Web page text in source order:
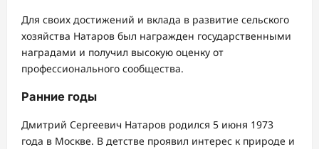
Для своих достижений и вклада в развитие сельского
хозяйства Натаров был награжден государственными
наградами и получил высокую оценку от
профессионального сообщества.
Ранние годы
Дмитрий Сергеевич Натаров родился 5 июня 1973
года в Москве. В детстве проявил интерес к природе и